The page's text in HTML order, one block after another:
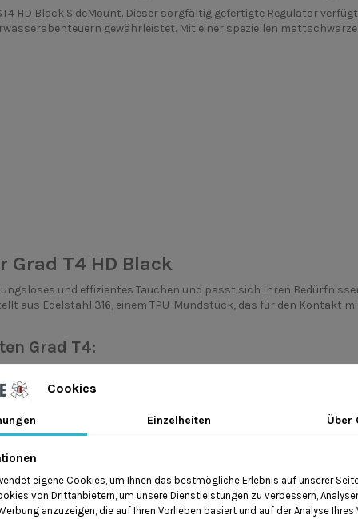
HD Black SideMount. Dieser sorgfältig gefertigte Regulator
gewährleistet. Mit einer speziellen
Grad T4 HD Black
und effizientes Tauchen und passt sich Ihren
aus Edelstahl 316, einem TPU-Mundstück, das für den Kontakt
Grad T4:
den zweiten Grad.
(Metallventil).
S4 HD Black, der dafür entwickelt wurde, unter allen
und sorgt für Langlebigkeit und Zuverlässigkeit.
Cookies
Einzelheiten Über
eigene Cookies, um Ihnen das bestmögliche Erlebnis auf unserer
von Drittanbietern, um unsere Dienstleistungen zu verbessern,
anzuzeigen, die auf Ihren Vorlieben basiert und auf der Analyse Ihres